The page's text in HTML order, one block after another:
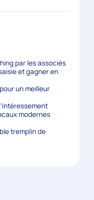
par les associés
et gagner en
un meilleur
modernes
tremplin de